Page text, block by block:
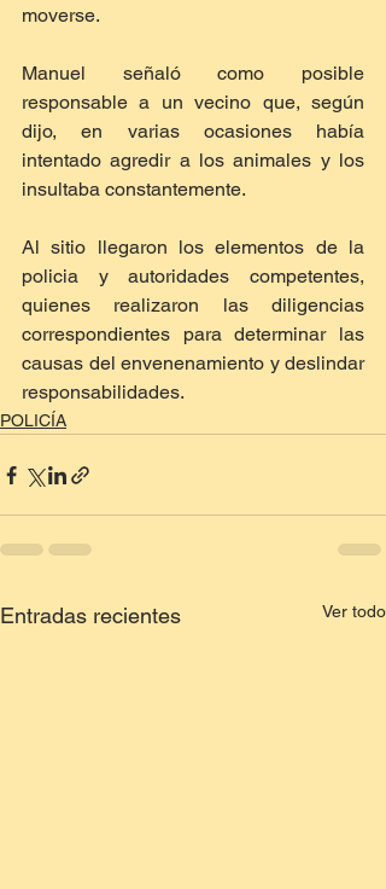
moverse.
Manuel señaló como posible
responsable a un vecino que, según
dijo, en varias ocasiones había
intentado agredir a los animales y los
insultaba constantemente.
Al sitio llegaron los elementos de la
policia y autoridades competentes,
quienes realizaron las diligencias
correspondientes para determinar las
causas del envenenamiento y deslindar
responsabilidades.
POLICÍA
Entradas recientes Ver todo